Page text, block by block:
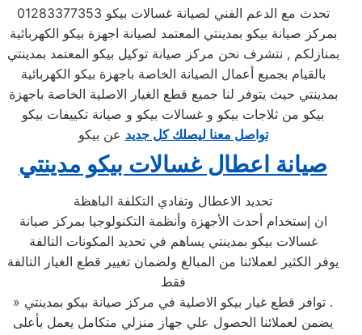
تحدث مع الدعم الفني لصيانة غسالات بيكو 01283377353
بمركز صيانة بيكو بمدينتي المعتمد لصيانة اجهزة بيكو الكهربائية
بمنازلكم , نتشرف نحن مركز صيانة توكيل بيكو المعتمد بمدينتي
بالقيام بجميع أعمال الصيانة الخاصة باجهزة بيكو الكهربائية
بمدينتي حيث يتوفر لنا جميع قطع الغيار الاصلية الخاصة باجهزة
بيكو من ثلاجات بيكو و غسالات بيكو و صيانة تكييفات بيكو
تواصل معنا ليصلك كل جديد عن بيكو
صيانة اعطال غسالات بيكو مدينتي
تحديد الاعطال وتفادي التكلفة الباهظة
ان إستخدام أحدث الأجهزة وأنظمة التكنولوجيا بمركز صيانة
غسالات بيكو بمدينتي يساهم في تحديد المكونات التالفة
يوفر الكثير لعملائنا من المبالغ ولضمان تغيير قطع الغيار التالفة
فقط
» توافر قطع غيار بيكو الاصلية في مركز صيانة بيكو بمدينتي .
يضمن لعملائنا الحصول علي جهاز منزلي متكامل يعمل بأعلى